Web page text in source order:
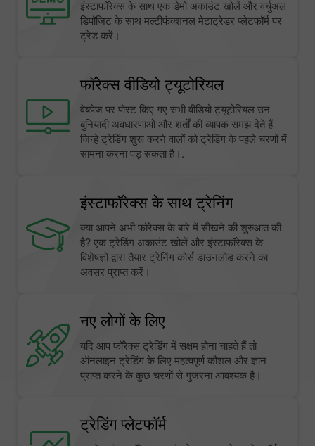
इंस्टाफॉरेक्स के साथ एक डेमो अकाउंट खोलें और वर्चुअल
डिपॉजिट के साथ मल्टीफंक्शनल मेटाट्रेडर प्लेटफॉर्म पर
ट्रेड करें।
फॉरेक्स वीडियो ट्यूटोरियल
वेबपेज पर पोस्ट किए गए सभी वीडियो ट्यूटोरियल उन
बुनियादी अवधारणाओं और शर्तों की व्यापक समझ देते हैं
जिन्हे ट्रेडिंग शुरू करने वालों को ट्रेडिंग के पहले चरणों में
सामना करना पड़ सकता है।.
इंस्टाफॉरेक्स के साथ ट्रेनिंग
क्या आपने अभी फॉरेक्स के बारे में सीखने की शुरुआत की
है? एक ट्रेडिंग अकाउंट खोलें और इंस्टाफॉरेक्स के
विशेषज्ञों द्वारा तैयार ट्रेनिंग कोर्स डाउनलोड करने का
अवसर प्राप्त करें।
नए लोगों के लिए
यदि आप फॉरेक्स ट्रेडिंग में सक्षम होना चाहते हैं तो
ऑनलाइन ट्रेडिंग के लिए महत्वपूर्ण कौशल और ज्ञान
प्राप्त करने के कुछ चरणों से गुजरना आवश्यक है।
ट्रेडिंग प्लेटफॉर्म